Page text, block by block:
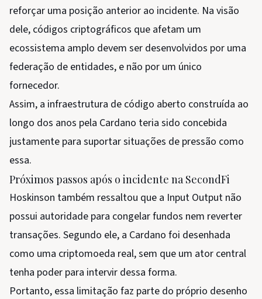
reforçar uma posição anterior ao incidente. Na visão
dele, códigos criptográficos que afetam um
ecossistema amplo devem ser desenvolvidos por uma
federação de entidades, e não por um único
fornecedor.
Assim, a infraestrutura de código aberto construída ao
longo dos anos pela Cardano teria sido concebida
justamente para suportar situações de pressão como
essa.
Próximos passos após o incidente na SecondFi
Hoskinson também ressaltou que a Input Output não
possui autoridade para congelar fundos nem reverter
transações. Segundo ele, a Cardano foi desenhada
como uma criptomoeda real, sem que um ator central
tenha poder para intervir dessa forma.
Portanto, essa limitação faz parte do próprio desenho